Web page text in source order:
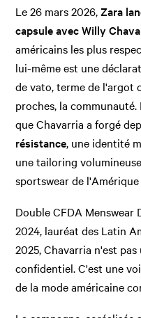
Le 26 mars 2026,Zara
capsule avec Willy
américains les plus
lui-même est une
de vato, terme de l'argot
proches, la
que Chavarria a forgé
résistance, une identité
une tailoring
sportswear de
Double CFDA Menswear
2024, lauréat des Latin
2025, Chavarria n'est
confidentiel. C'est une
de la mode américaine